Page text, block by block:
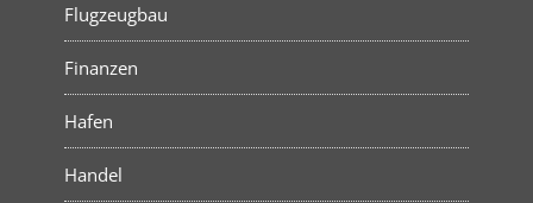
Flugzeugbau
Finanzen
Hafen
Handel